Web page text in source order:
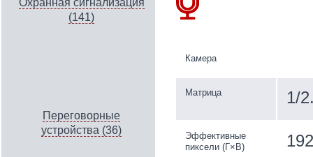
Охранная сигнализация
(141)
Переговорные
устройства (36)
Камера
Матрица 1/
Эффективные
пиксели (Г×В)